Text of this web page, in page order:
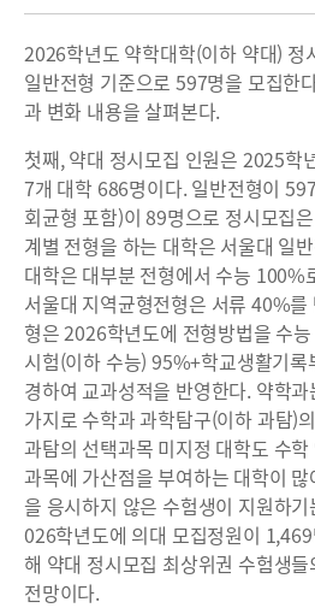
2026학년도 약학대학(이하 약대) 정
일반전형 기준으로 597명을 모집한
과 변화 내용을 살펴본다.
첫째, 약대 정시모집 인원은 2025학
7개 대학 686명이다. 일반전형이
회균형 포함)이 89명으로 정시모집
계별 전형을 하는 대학은 서울대 일
대학은 대부분 전형에서 수능 100%
서울대 지역균형전형은 서류 40%
형은 2026학년도에 전형방법을 수
시험(이하 수능) 95%+학교생활기
경하여 교과성적을 반영한다. 약학
가지로 수학과 과학탐구(이하 과탐)
과탐의 선택과목 미지정 대학도 수
과목에 가산점을 부여하는 대학이
을 응시하지 않은 수험생이 지원하
026학년도에 의대 모집정원이
해 약대 정시모집 최상위권 수험생
전망이다.